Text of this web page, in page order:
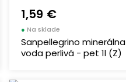
1,59 €
●Na sklade
Sanpellegrino minerálna
voda perlivá - pet 1l (Z)